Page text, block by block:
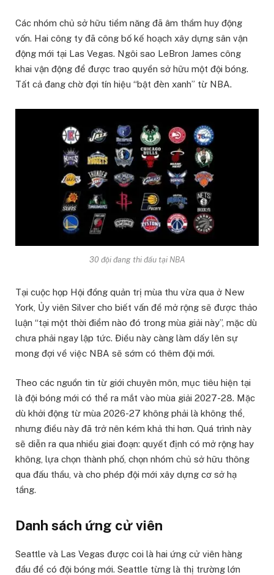
Các nhóm chủ sở hữu tiềm năng đã âm thầm huy động
vốn. Hai công ty đã công bố kế hoạch xây dựng sân vận
động mới tại Las Vegas. Ngôi sao LeBron James công
khai vận động để được trao quyền sở hữu một đội bóng.
Tất cả đang chờ đợi tín hiệu “bật đèn xanh” từ NBA.
30 đội đang thi đấu tại NBA
Tại cuộc họp Hội đồng quản trị mùa thu vừa qua ở New
York, Ủy viên Silver cho biết vấn đề mở rộng sẽ được thảo
luận “tại một thời điểm nào đó trong mùa giải này”, mặc dù
chưa phải ngay lập tức. Điều này càng làm dấy lên sự
mong đợi về việc NBA sẽ sớm có thêm đội mới.
Theo các nguồn tin từ giới chuyên môn, mục tiêu hiện tại
là đội bóng mới có thể ra mắt vào mùa giải 2027-28. Mặc
dù khởi động từ mùa 2026-27 không phải là không thể,
nhưng điều này đã trở nên kém khả thi hơn. Quá trình này
sẽ diễn ra qua nhiều giai đoạn: quyết định có mở rộng hay
không, lựa chọn thành phố, chọn nhóm chủ sở hữu thông
qua đấu thầu, và cho phép đội mới xây dựng cơ sở hạ
tầng.
Danh sách ứng cử viên
Seattle và Las Vegas được coi là hai ứng cử viên hàng
đầu để có đội bóng mới. Seattle từng là thị trường lớn